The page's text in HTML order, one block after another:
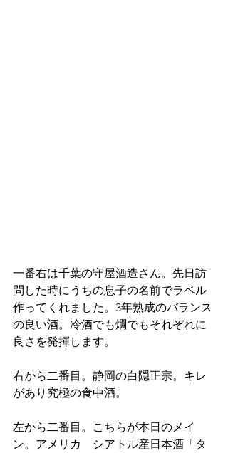
一番右は千葉の守屋酒造さん。先日訪
問した時にうちの息子の名前でラベル
作ってくれました。3年熟成のバランス
の良い酒。冷酒でも燗でもそれぞれに
良さを発揮します。
右から二番目。静岡の白隠正宗。キレ
があり究極の食中酒。
左から二番目。こちらが本日のメイ
ン。アメリカ　シアトル産日本酒「タ